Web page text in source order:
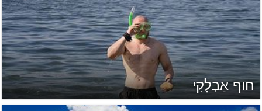
חוף אַבְלָקִי